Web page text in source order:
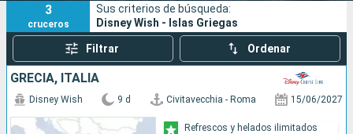
Buscar
3
cruceros
Sus criterios de búsqueda:
Disney Wish - Islas Griegas
Filtrar Ordenar
GRECIA, ITALIA
Disney Wish 9 d Civitavecchia - Roma 15/06/2027
Refrescos y helados ilimitados